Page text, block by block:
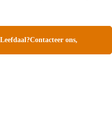
ons,